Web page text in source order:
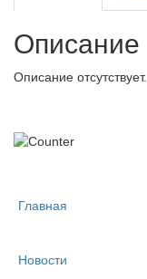
Описание
Описание отсутствует.
Главная
Новости